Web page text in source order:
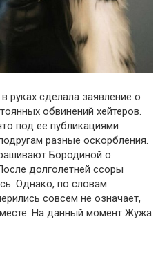
руках сделала заявление о
обвинений хейтеров.
под ее публикациями
разные оскорбления.
Бородиной о
долголетней ссоры
Однако, по словам
совсем не означает,
На данный момент Жужа